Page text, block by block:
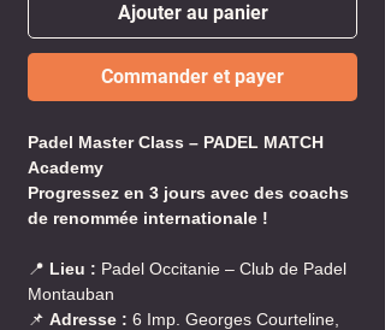
Ajouter au panier
Commander et payer
Padel Master Class – PADEL MATCH
Academy
Progressez en 3 jours avec des coachs
de renommée internationale !
📍 Lieu : Padel Occitanie – Club de Padel
Montauban
📌 Adresse : 6 Imp. Georges Courteline,